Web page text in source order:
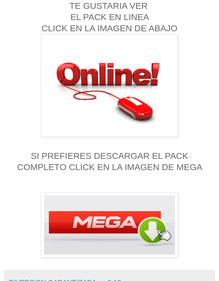
TE GUSTARIA VER
EL PACK EN LINEA
CLICK EN LA IMAGEN DE ABAJO
SI PREFIERES DESCARGAR EL PACK
COMPLETO CLICK EN LA IMAGEN DE MEGA